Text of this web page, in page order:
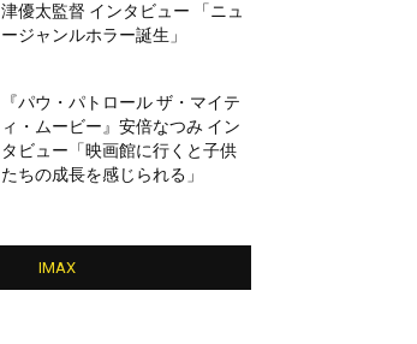
津優太監督 インタビュー 「ニュ
ージャンルホラー誕生」
『パウ・パトロール ザ・マイテ
ィ・ムービー』安倍なつみ イン
タビュー「映画館に行くと子供
たちの成長を感じられる」
IMAX